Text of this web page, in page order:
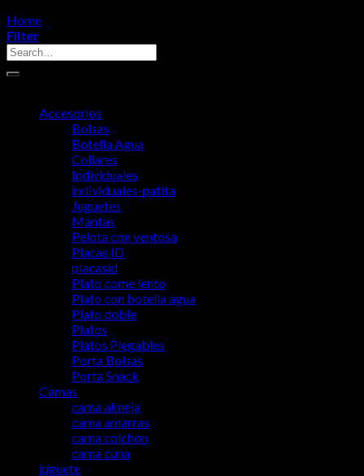
Home
Filter
Search
for:
Accesorios
Bolsas
Botella Agua
Collares
Individuales
individuales-patita
Juguetes
Mantas
Pelota con ventosa
Placas ID
placasid
Plato come lento
Plato con botella agua
Plato doble
Platos
Platos Plegables
Porta Bolsas
Porta Snack
Camas
cama almeja
cama amarras
cama colchón
cama cuna
juguete